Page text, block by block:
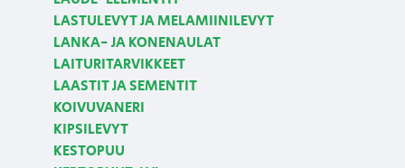
LASTULEVYT JA MELAMIINILEVYT
LANKA- JA KONENAULAT
LAITURITARVIKKEET
LAASTIT JA SEMENTIT
KOIVUVANERI
KIPSILEVYT
KESTOPUU